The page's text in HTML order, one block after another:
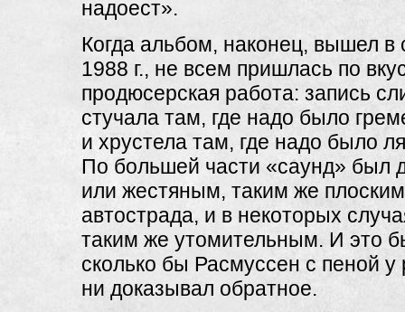
надоест».
Когда альбом, наконец, вышел в
1988 г., не всем пришлась по
продюсерская работа: запись
стучала там, где надо было
и хрустела там, где надо было
По большей части «саунд» был
или жестяным, таким же
автострада, и в некоторых
таким же утомительным. И это
сколько бы Расмуссен с пеной у
ни доказывал обратное.